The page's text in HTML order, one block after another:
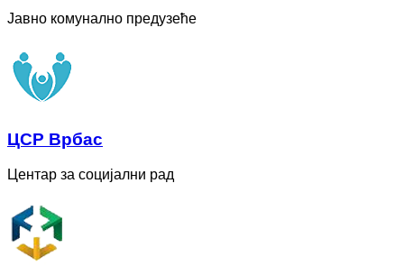
Јавно комунално предузеће
ЦСР Врбас
Центар за социјални рад